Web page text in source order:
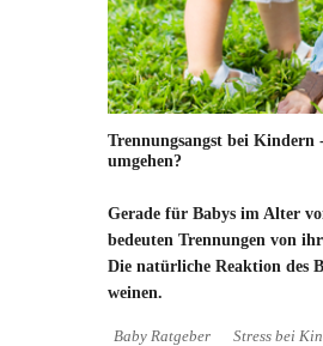
Trennungsangst bei Kindern
umgehen?
Gerade für Babys im Alter
bedeuten Trennungen von
Die natürliche Reaktion des
weinen.
Baby Ratgeber
Stress bei